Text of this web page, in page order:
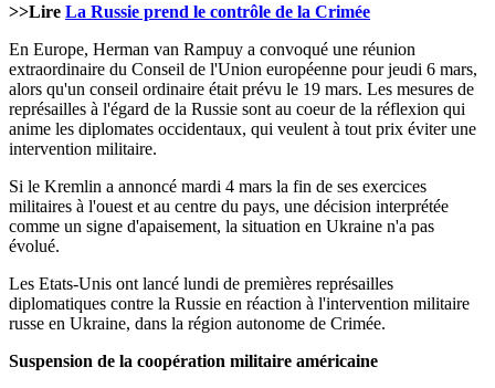
>>Lire La Russie prend le contrôle de la Crimée
En Europe, Herman van Rampuy a convoqué une réunion
extraordinaire du Conseil de l'Union européenne pour jeudi 6 mars,
alors qu'un conseil ordinaire était prévu le 19 mars. Les mesures de
représailles à l'égard de la Russie sont au coeur de la réflexion qui
anime les diplomates occidentaux, qui veulent à tout prix éviter une
intervention militaire.
Si le Kremlin a annoncé mardi 4 mars la fin de ses exercices
militaires à l'ouest et au centre du pays, une décision interprétée
comme un signe d'apaisement, la situation en Ukraine n'a pas
évolué.
Les Etats-Unis ont lancé lundi de premières représailles
diplomatiques contre la Russie en réaction à l'intervention militaire
russe en Ukraine, dans la région autonome de Crimée.
Suspension de la coopération militaire américaine